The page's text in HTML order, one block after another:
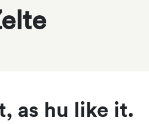
as hu like it.